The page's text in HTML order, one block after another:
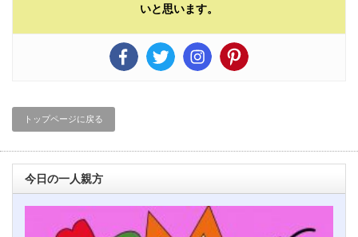
いと思います。
トップページに戻る
今日の一人親方